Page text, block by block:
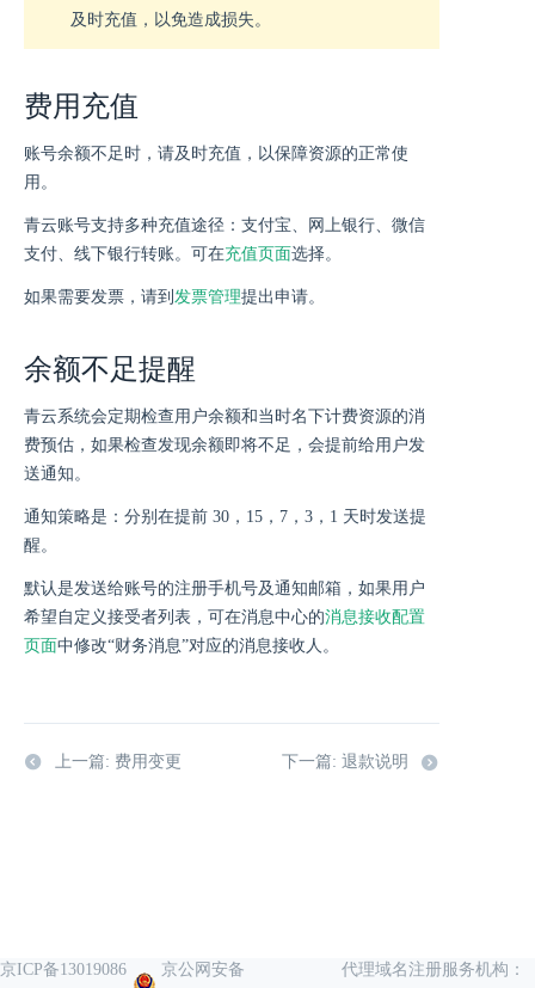
及时充值，以免造成损失。
费用充值
账号余额不足时，请及时充值，以保障资源的正常使
用。
青云账号支持多种充值途径：支付宝、网上银行、微信
支付、线下银行转账。可在充值页面选择。
如果需要发票，请到 发票管理提出申请。
余额不足提醒
青云系统会定期检查用户余额和当时名下计费资源的消
费预估，如果检查发现余额即将不足，会提前给用户发
送通知。
通知策略是：分别在提前 30，15，7，3，1 天时发送提
醒。
默认是发送给账号的注册手机号及通知邮箱，如果用户
希望自定义接受者列表，可在消息中心的消息接收配置
页面中修改“财务消息”对应的消息接收人。
上一篇: 费用变更 下一篇: 退款说明
京ICP备13019086 京公网安备 代理域名注册服务机构：